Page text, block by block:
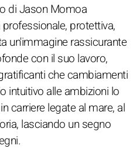
di Jason Momoa
protettiva,
un'immagine rassicurante
con il suo lavoro,
che cambiamenti
intuitivo alle ambizioni lo
carriere legate al mare, al
lasciando un segno